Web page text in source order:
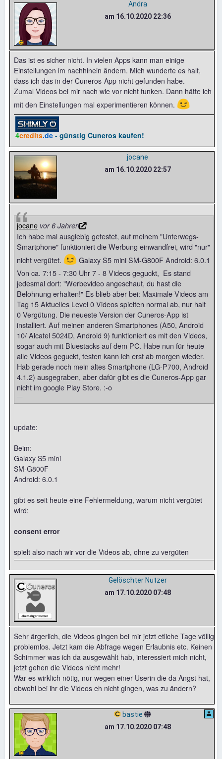
Andra
am 16.10.2020 22:36
Das ist es sicher nicht. In vielen Apps kann man einige
Einstellungen im nachhinein ändern. Mich wunderte es halt,
dass ich das in der Cuneros-App nicht gefunden habe.
Zumal Videos bei mir nach wie vor nicht funken. Dann hätte ich
mit den Einstellungen mal experimentieren können. 😉
4credits.de- günstig Cuneros kaufen!
jocane
am 16.10.2020 22:57
jocane vor 6 Jahren
Ich habe mal ausgiebig getestet, auf meinem "Unterwegs-
Smartphone" funktioniert die Werbung einwandfrei, wird "nur"
nicht vergütet. 😉 Galaxy S5 mini SM-G800F Android: 6.0.1
Von ca. 7:15 - 7:30 Uhr 7 - 8 Videos geguckt, Es stand
jedesmal dort: "Werbevideo angeschaut, du hast die
Belohnung erhalten!" Es blieb aber bei: Maximale Videos am
Tag 15 Aktuelles Level 0 Videos spielten normal ab, nur halt
0 Vergütung. Die neueste Version der Cuneros-App ist
installiert. Auf meinen anderen Smartphones (A50, Android
10/ Alcatel 5024D, Android 9) funktioniert es mit den Videos,
sogar auch mit Bluestacks auf dem PC. Habe nun für heute
alle Videos geguckt, testen kann ich erst ab morgen wieder.
Hab gerade noch mein altes Smartphone (LG-P700, Android
4.1.2) ausgegraben, aber dafür gibt es die Cuneros-App gar
nicht im google Play Store. :-o
update:
Beim:
Galaxy S5 mini
SM-G800F
Android: 6.0.1
gibt es seit heute eine Fehlermeldung, warum nicht vergütet
wird:
consent error
spielt also nach wir vor die Videos ab, ohne zu vergüten
Gelöschter Nutzer
am 17.10.2020 07:48
Sehr ärgerlich, die Videos gingen bei mir jetzt etliche Tage völlig
problemlos. Jetzt kam die Abfrage wegen Erlaubnis etc. Keinen
Schimmer was ich da ausgewählt hab, interessiert mich nicht,
jetzt gehen die Videos nicht mehr!
War es wirklich nötig, nur wegen einer Userin die da Angst hat,
obwohl bei ihr die Videos eh nicht gingen, was zu ändern?
bastie
am 17.10.2020 07:48